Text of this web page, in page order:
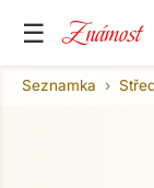
☰ Známost
Seznamka